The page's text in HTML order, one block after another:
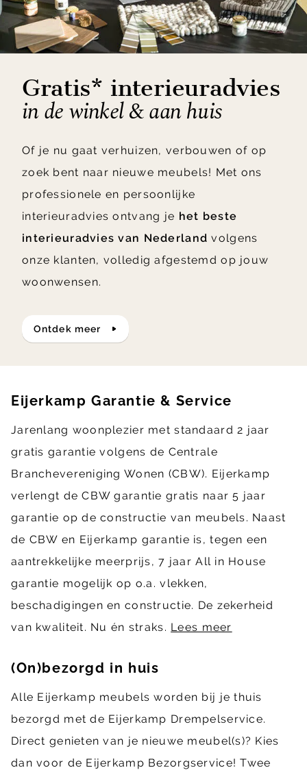
Gratis* interieuradvies
in de winkel & aan huis
Of je nu gaat verhuizen, verbouwen of op
zoek bent naar nieuwe meubels! Met ons
professionele en persoonlijke
interieuradvies ontvang je het beste
interieuradvies van Nederland volgens
onze klanten, volledig afgestemd op jouw
woonwensen.
ontdek meer
Eijerkamp Garantie & Service
Jarenlang woonplezier met standaard 2 jaar
gratis garantie volgens de Centrale
Branchevereniging Wonen (CBW). Eijerkamp
verlengt de CBW garantie gratis naar 5 jaar
garantie op de constructie van meubels. Naast
de CBW en Eijerkamp garantie is, tegen een
aantrekkelijke meerprijs, 7 jaar All in House
garantie mogelijk op o.a. vlekken,
beschadigingen en constructie. De zekerheid
van kwaliteit. Nu én straks. Lees meer
(On)bezorgd in huis
Alle Eijerkamp meubels worden bij je thuis
bezorgd met de Eijerkamp Drempelservice.
Direct genieten van je nieuwe meubel(s)? Kies
dan voor de Eijerkamp Bezorgservice! Twee